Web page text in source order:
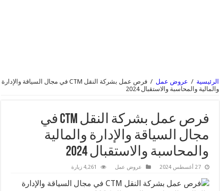
الرئيسية / عروض عمل /
فرص عمل بشركة النقل CTM في مجال السياقة والإدارة
والمالية والمحاسبة والاستقبال 2024
فرص عمل بشركة النقل CTM في
مجال السياقة والإدارة والمالية
والمحاسبة والاستقبال 2024
27 أغسطس 2024 عروض عمل 4,261 زيارة